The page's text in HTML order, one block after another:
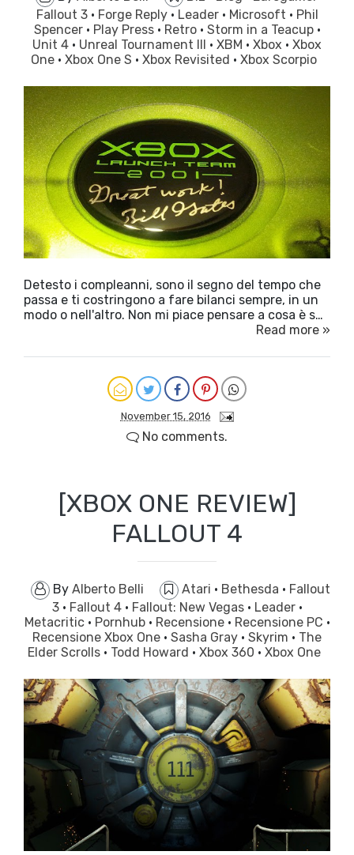
Fallout 3 · Forge Reply · Leader · Microsoft · Phil
Spencer · Play Press · Retro · Storm in a Teacup ·
Unit 4 · Unreal Tournament III · XBM · Xbox · Xbox
One · Xbox One S · Xbox Revisited · Xbox Scorpio
Detesto i compleanni, sono il segno del tempo che
passa e ti costringono a fare bilanci sempre, in un
modo o nell'altro. Non mi piace pensare a cosa è s…
Read more »
November 15, 2016
No comments.
[XBOX ONE REVIEW]
FALLOUT 4
By Alberto Belli Atari · Bethesda · Fallout
3 · Fallout 4 · Fallout: New Vegas · Leader ·
Metacritic · Pornhub · Recensione · Recensione PC ·
Recensione Xbox One · Sasha Gray · Skyrim · The
Elder Scrolls · Todd Howard · Xbox 360 · Xbox One